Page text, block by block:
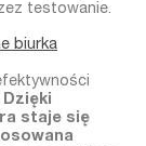
testowanie.
biurka
Dzięki
staje się